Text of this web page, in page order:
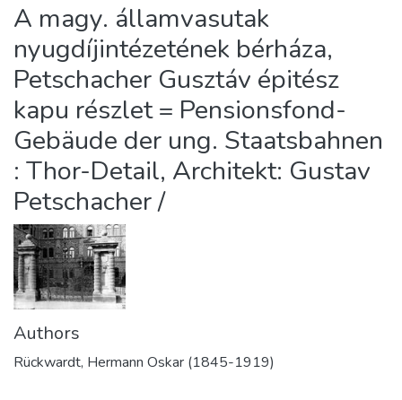
Statistics
About us
A magy. államvasutak
nyugdíjintézetének bérháza,
Petschacher Gusztáv épitész
kapu részlet = Pensionsfond-
Gebäude der ung. Staatsbahnen
: Thor-Detail, Architekt: Gustav
Petschacher /
Authors
Rückwardt, Hermann Oskar (1845-1919)